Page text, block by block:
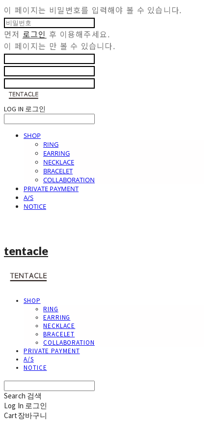
이 페이지는 비밀번호를 입력해야 볼 수 있습니다.
먼저 로그인 후 이용해주세요.
이 페이지는 만 볼 수 있습니다.
LOG IN 로그인
SHOP
RING
EARRING
NECKLACE
BRACELET
COLLABORATION
PRIVATE PAYMENT
A/S
NOTICE
tentacle
SHOP
RING
EARRING
NECKLACE
BRACELET
COLLABORATION
PRIVATE PAYMENT
A/S
NOTICE
Search 검색
Log In 로그인
Cart장바구니